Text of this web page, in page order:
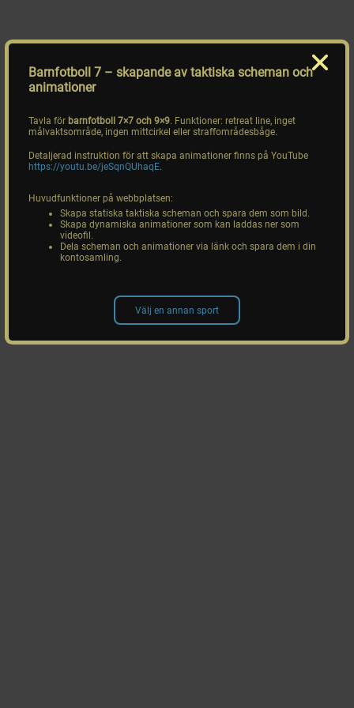
Barnfotboll 7 – skapande av taktiska scheman och
animationer
Tavla för barnfotboll 7×7 och 9×9. Funktioner: retreat line, inget
målvaktsområde, ingen mittcirkel eller straffområdesbåge.
Detaljerad instruktion för att skapa animationer finns på YouTube
https://youtu.be/jeSqnQUhaqE.
Huvudfunktioner på webbplatsen:
Skapa statiska taktiska scheman och spara dem som bild.
Skapa dynamiska animationer som kan laddas ner som
videofil.
Dela scheman och animationer via länk och spara dem i din
kontosamling.
Välj en annan sport